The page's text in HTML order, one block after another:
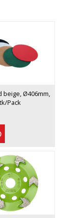
beige, Ø406mm,
Pack